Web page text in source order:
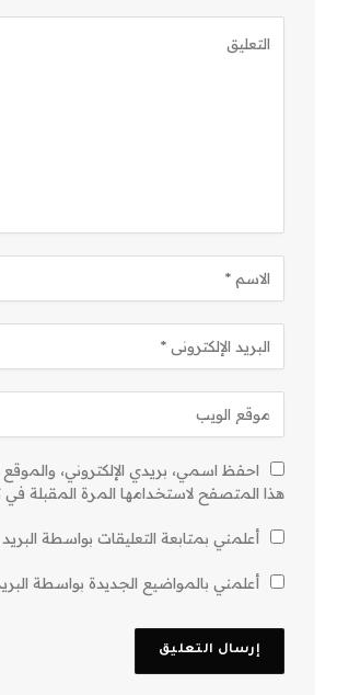
احفظ اسمي، بريدي الإلكتروني، والموقع
هذا المتصفح لاستخدامها المرة المقبلة في
أعلمني بمتابعة التعليقات بواسطة البريد
أعلمني بالمواضيع الجديدة بواسطة